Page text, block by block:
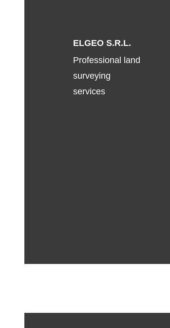
ELGEO S.r.l.
Professional land
surveying
services